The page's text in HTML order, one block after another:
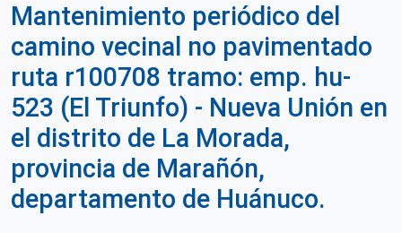
Mantenimiento periódico del
camino vecinal no pavimentado
ruta r100708 tramo: emp. hu-
523 (El Triunfo) - Nueva Unión en
el distrito de La Morada,
provincia de Marañón,
departamento de Huánuco.